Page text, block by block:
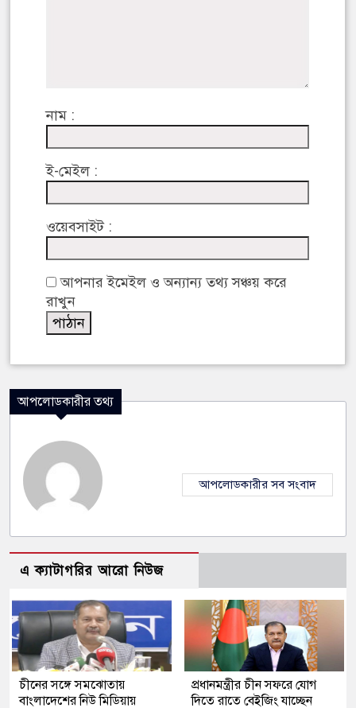
নাম :
ই-মেইল :
ওয়েবসাইট :
আপনার ইমেইল ও অন্যান্য তথ্য সঞ্চয় করে
রাখুন
আপলোডকারীর তথ্য
আপলোডকারীর সব সংবাদ
এ ক্যাটাগরির আরো নিউজ
চীনের সঙ্গে সমঝোতায়
বাংলাদেশের নিউ মিডিয়ায়
প্রধানমন্ত্রীর চীন সফরে যোগ
দিতে রাতে বেইজিং যাচ্ছেন